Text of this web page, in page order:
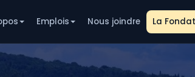
Emplois Nous joindre La